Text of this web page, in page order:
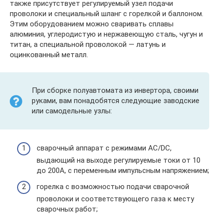
также присутствует регулируемый узел подачи
проволоки и специальный шланг с горелкой и баллоном.
Этим оборудованием можно сваривать сплавы
алюминия, углеродистую и нержавеющую сталь, чугун и
титан, а специальной проволокой — латунь и
оцинкованный металл.
При сборке полуавтомата из инвертора, своими
руками, вам понадобятся следующие заводские
или самодельные узлы:
сварочный аппарат с режимами AC/DC,
выдающий на выходе регулируемые токи от 10
до 200А, с переменным импульсным напряжением;
горелка с возможностью подачи сварочной
проволоки и соответствующего газа к месту
сварочных работ;